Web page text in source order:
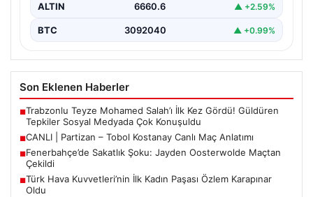
ALTIN 6660.6 ▲ +2.59%
BTC 3092040 ▲ +0.99%
Son Eklenen Haberler
■Trabzonlu Teyze Mohamed Salah’ı İlk Kez Gördü! Güldüren
Tepkiler Sosyal Medyada Çok Konuşuldu
■CANLI | Partizan – Tobol Kostanay Canlı Maç Anlatımı
■Fenerbahçe’de Sakatlık Şoku: Jayden Oosterwolde Maçtan
Çekildi
■Türk Hava Kuvvetleri’nin İlk Kadın Paşası Özlem Karapınar
Oldu